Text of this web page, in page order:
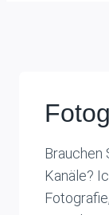
Brauchen
Kanäle?